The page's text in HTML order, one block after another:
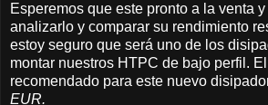
Esperemos que este pronto a la venta
analizarlo y comparar su rendimiento
estoy seguro que será uno de los
montar nuestros HTPC de bajo perfil.
recomendado para este nuevo
EUR.